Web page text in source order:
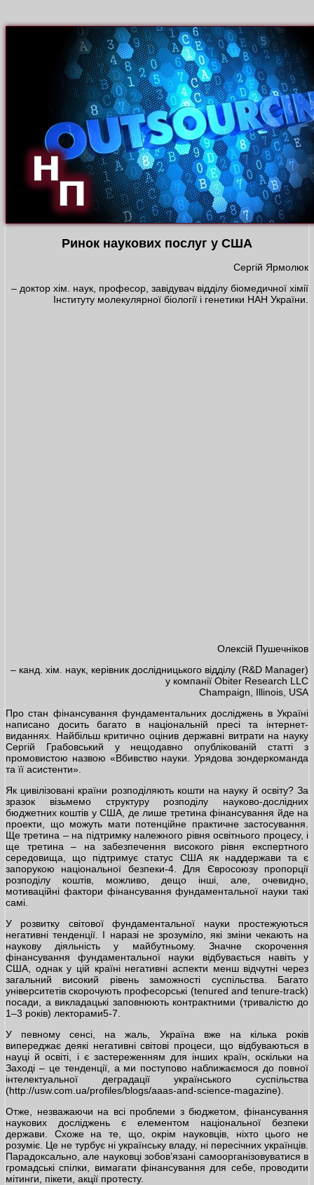
Ринок наукових послуг у США
Сергій Ярмолюк
– доктор хім. наук, професор, завідувач відділу біомедичної хімії
Інституту молекулярної біології і генетики НАН України.
Олексій Пушечніков
– канд. хім. наук, керівник дослідницького відділу (R&D Manager)
у компанії Obiter Research LLC
Champaign, Illinois, USA
Про стан фінансування фундаментальних досліджень в Україні
написано досить багато в національній пресі та інтернет-
виданнях. Найбільш критично оцінив державні витрати на науку
Сергій Грабовський у нещодавно опублікованій статті з
промовистою назвою «Вбивство науки. Урядова зондеркоманда
та її асистенти».
Як цивілізовані країни розподіляють кошти на науку й освіту? За
зразок візьмемо структуру розподілу науково-дослідних
бюджетних коштів у США, де лише третина фінансування йде на
проекти, що можуть мати потенційне практичне застосування.
Ще третина – на підтримку належного рівня освітнього процесу, і
ще третина – на забезпечення високого рівня експертного
середовища, що підтримує статус США як наддержави та є
запорукою національної безпеки-4. Для Євросоюзу пропорції
розподілу коштів, можливо, дещо інші, але, очевидно,
мотиваційні фактори фінансування фундаментальної науки такі
самі.
У розвитку світової фундаментальної науки простежуються
негативні тенденції. І наразі не зрозуміло, які зміни чекають на
наукову діяльність у майбутньому. Значне скорочення
фінансування фундаментальної науки відбувається навіть у
США, однак у цій країні негативні аспекти менш відчутні через
загальний високий рівень заможності суспільства. Багато
університетів скорочують професорські (tenured and tenure-track)
посади, а викладацькі заповнюють контрактними (тривалістю до
1–3 років) лекторами5-7.
У певному сенсі, на жаль, Україна вже на кілька років
випереджає деякі негативні світові процеси, що відбуваються в
науці й освіті, і є застереженням для інших країн, оскільки на
Заході – це тенденції, а ми поступово наближаємося до повної
інтелектуальної деградації українського суспільства
(http://usw.com.ua/profiles/blogs/aaas-and-science-magazine).
Отже, незважаючи на всі проблеми з бюджетом, фінансування
наукових досліджень є елементом національної безпеки
держави. Схоже на те, що, окрім науковців, ніхто цього не
розуміє. Це не турбує ні українську владу, ні пересічних українців.
Парадоксально, але науковці зобов’язані самоорганізовуватися в
громадські спілки, вимагати фінансування для себе, проводити
мітинги, пікети, акції протесту.